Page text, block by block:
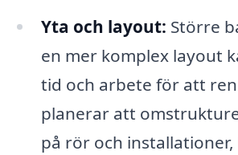
Yta och layout: Större
en mer komplex layout
tid och arbete för att
planerar att
på rör och installationer,